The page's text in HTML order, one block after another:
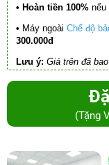
• Hoàn tiền 100% nếu
• Máy ngoài Chế độ
300.000đ
Lưu ý: Giá trên đã
(Tặng